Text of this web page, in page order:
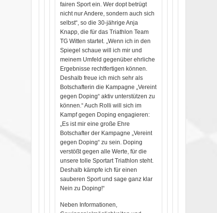
fairen Sport ein. Wer dopt betrügt
nicht nur Andere, sondern auch sich
selbst“, so die 30-jährige Anja
Knapp, die für das Triathlon Team
TG Witten startet. „Wenn ich in den
Spiegel schaue will ich mir und
meinem Umfeld gegenüber ehrliche
Ergebnisse rechtfertigen können.
Deshalb freue ich mich sehr als
Botschafterin die Kampagne „Vereint
gegen Doping“ aktiv unterstützen zu
können.“ Auch Rolli will sich im
Kampf gegen Doping engagieren:
„Es ist mir eine große Ehre
Botschafter der Kampagne „Vereint
gegen Doping“ zu sein. Doping
verstößt gegen alle Werte, für die
unsere tolle Sportart Triathlon steht.
Deshalb kämpfe ich für einen
sauberen Sport und sage ganz klar
Nein zu Doping!“
Neben Informationen,